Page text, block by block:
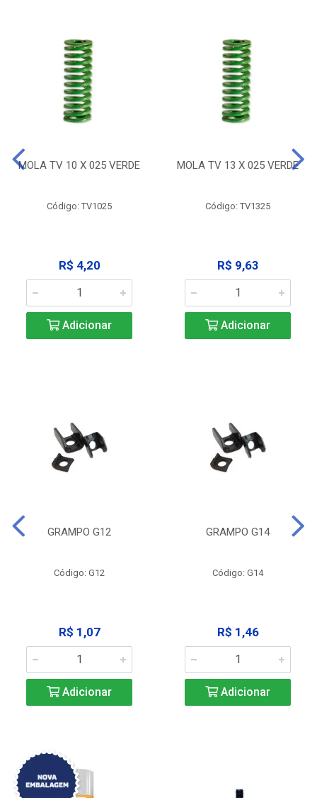
MOLA TV 10 X 025 VERDE
Código: TV1025
R$ 4,20
Adicionar
MOLA TV 13 X 025 VERDE
Código: TV1325
R$ 9,63
Adicionar
GRAMPO G12
Código: G12
R$ 1,07
Adicionar
GRAMPO G14
Código: G14
R$ 1,46
Adicionar